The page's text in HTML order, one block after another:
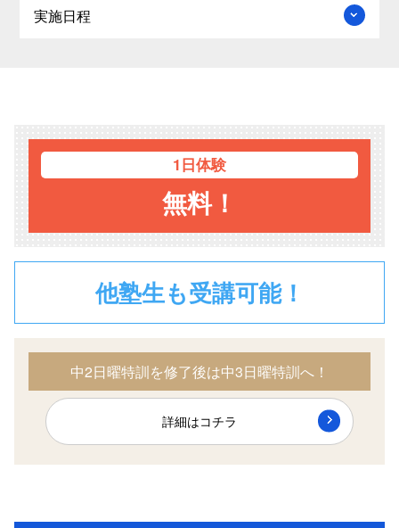
実施日程
1日体験
無料！
他塾生も受講可能！
中2日曜特訓を修了後は中3日曜特訓へ！
詳細はコチラ